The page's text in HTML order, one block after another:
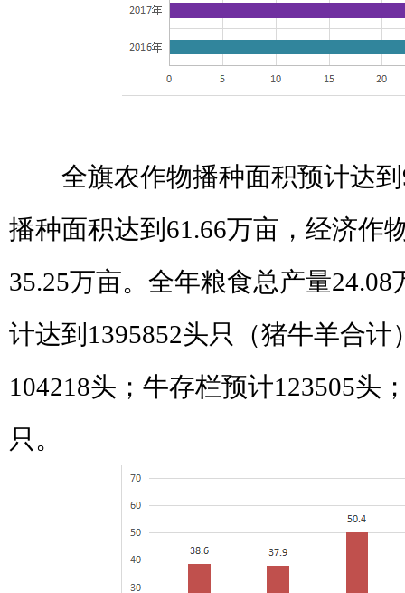
全旗农作物播种面积预计达到
播种面积达到 61.66万亩，经济作
35.25万亩。全年粮食总产量24.08
计达到 1395852头只（猪牛羊合计
104218头；牛存栏预计123505头
只。